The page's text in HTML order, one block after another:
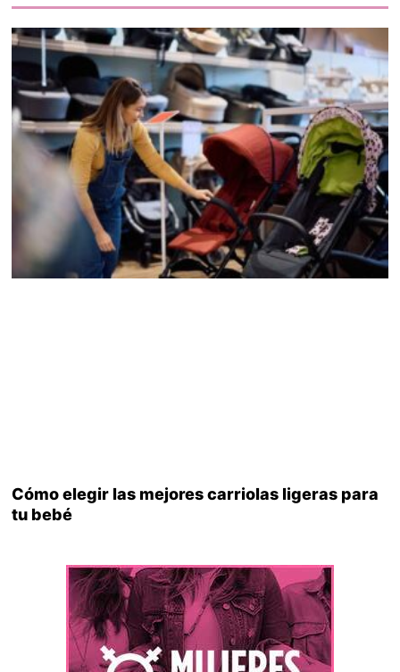
Cómo elegir las mejores carriolas ligeras para
tu bebé